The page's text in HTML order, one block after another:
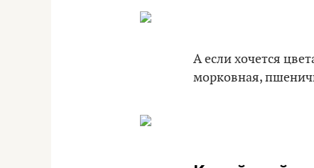
А если хочется
морковная,